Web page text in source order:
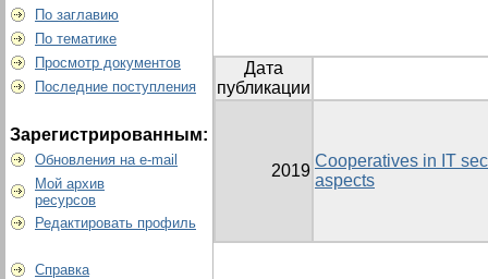
По заглавию
По тематике
Просмотр документов
Последние поступления
Зарегистрированным:
Обновления на e-mail
Мой архив
ресурсов
Редактировать профиль
Справка
Дата
публикации
2019
Cooperatives in IT
aspects